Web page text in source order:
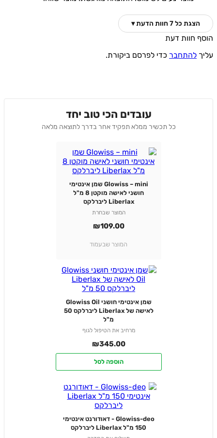
הצגת כל 7 חוות הדעת ▾
הוסף חוות דעת
עליך להתחבר כדי לפרסם ביקורת.
עובדים הכי טוב יחד
כל תכשיר ממלא תפקיד אחר בדרך לתוצאה מלאה
Glowiss – mini שמן אינטימי
חושני לאישה מוקטן 8 מ"ל
Liberlax ליברלקס
המוצר שבחרת
₪109.00
המוצר שבעמוד
שמן אינטימי חושני Glowiss Oil
לאישה של Liberlax ליברלקס 50
מ"ל
מרחיב את הטיפול לגוף
₪345.00
הוספה לסל
Glowiss-deo - דאודורנט אינטימי
150 מ"ל Liberlax ליברלקס